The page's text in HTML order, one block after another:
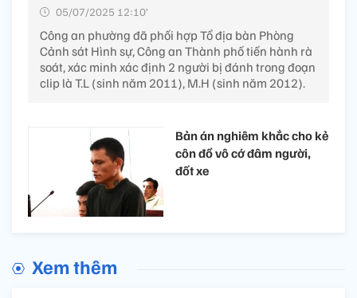
05/07/2025 12:10’
Công an phường đã phối hợp Tổ địa bàn Phòng
Cảnh sát Hình sự, Công an Thành phố tiến hành rà
soát, xác minh xác định 2 người bị đánh trong đoạn
clip là T.L (sinh năm 2011), M.H (sinh năm 2012).
Bản án nghiêm khắc cho kẻ
côn đồ vô cớ đâm người,
đốt xe
Xem thêm